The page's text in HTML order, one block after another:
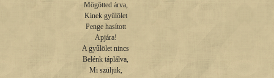
Mögötted árva,
Kinek gyűlölet
Penge hasított
Apjára!
A gyűlölet nincs
Belénk táplálva,
Mi szüljük,